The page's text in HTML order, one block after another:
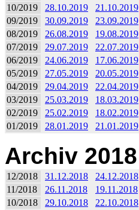
10/2019
28.10.2019 21.10.2019
09/2019
30.09.2019 23.09.2019
08/2019
26.08.2019 19.08.2019
07/2019
29.07.2019 22.07.2019
06/2019
24.06.2019 17.06.2019
05/2019
27.05.2019 20.05.2019
04/2019
29.04.2019 22.04.2019
03/2019
25.03.2019 18.03.2019
02/2019
25.02.2019 18.02.2019
01/2019
28.01.2019 21.01.2019
Archiv 2018
12/2018 31.12.2018 24.12.2018
11/2018
26.11.2018 19.11.2018
10/2018
29.10.2018 22.10.2018